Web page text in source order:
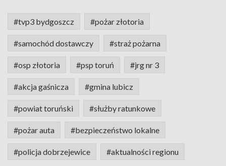
#tvp3 bydgoszcz #pożar złotoria
#samochód dostawczy #straż pożarna
#osp złotoria #psp toruń #jrg nr 3
#akcja gaśnicza #gmina lubicz
#powiat toruński #służby ratunkowe
#pożar auta #bezpieczeństwo lokalne
#policja dobrzejewice #aktualności regionu